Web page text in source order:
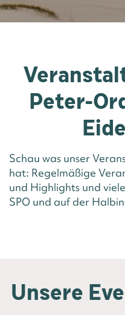
Peter-
Schau was unser
hat: Regelmäßige
und Highlights und
SPO und auf der
Unsere